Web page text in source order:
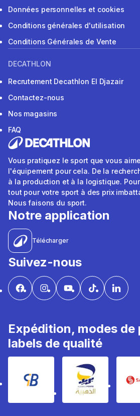
Données personnelles et cookies
Conditions générales d'utilisation
Conditions Générales de Vente
DECATHLON
Recrutement Decathlon El Djazair
Contactez-nous
Nos magasins
FAQ
Vous pratiquez le sport que vous
l'équipement pour cela. De la
à la production et à la logistique.
tout pour votre sport à des prix
Nous faisons du sport.
Notre application
Télécharger
Suivez-nous
Expédition, modes de
labels de qualité